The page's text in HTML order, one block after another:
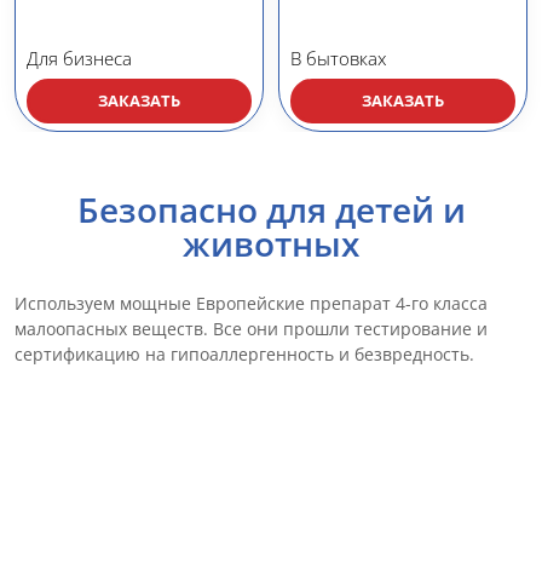
Для бизнеса
ЗАКАЗАТЬ
В бытовках
ЗАКАЗАТЬ
Безопасно для детей и
животных
Используем мощные Европейские препарат 4-го класса
малоопасных веществ. Все они прошли тестирование и
сертификацию на гипоаллергенность и безвредность.